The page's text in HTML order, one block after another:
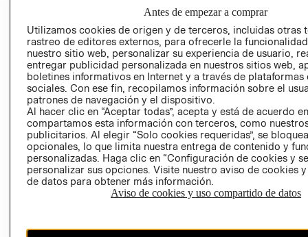
POLÍTICA
EMPRESARIAL
TÉRMINOS Y
CONDICIONES
AVISO DE
PRIVACIDAD
GIFT CARD
COOKIES
CAMBIAR REGIÓN
Antes de empezar a comprar
Utilizamos cookies de origen y de terceros, incluidas otras
rastreo de editores externos, para ofrecerle la
nuestro sitio web, personalizar su experiencia de usuario,
entregar publicidad personalizada en nuestros sitios web,
boletines informativos en Internet y a través de plataformas
sociales. Con ese fin, recopilamos información sobre el
patrones de navegación y el dispositivo.
Al hacer clic en “Aceptar todas”, acepta y está de acuerdo
compartamos esta información con terceros, como
publicitarios. Al elegir “Solo cookies requeridas”, se
opcionales, lo que limita nuestra entrega de contenido y
personalizadas. Haga clic en “Configuración de cookies y
personalizar sus opciones. Visite nuestro aviso de cookies
de datos para obtener más información.
Aviso de cookies y uso compartido de datos